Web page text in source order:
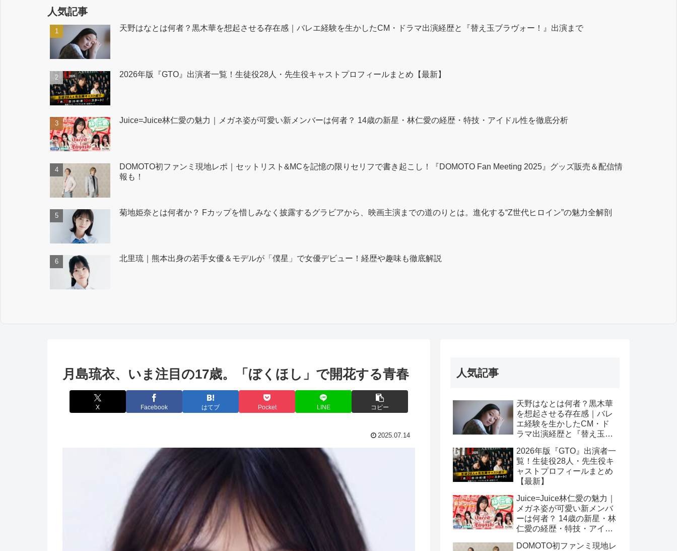
人気記事
天野はなとは何者？黒木華を想起させる存在感｜バレエ経験を生かしたCM・ドラマ出演経歴と『替え玉ブラヴォー！』出演まで
2026年版『GTO』出演者一覧！生徒役28人・先生役キャストプロフィールまとめ【最新】
Juice=Juice林仁愛の魅力｜メガネ姿が可愛い新メンバーは何者？ 14歳の新星・林仁愛の経歴・特技・アイドル性を徹底分析
DOMOTO初ファンミ現地レポ｜セットリスト&MCを記憶の限りセリフで書き起こし！『DOMOTO Fan Meeting 2025』グッズ販売＆配信情
報も！
菊地姫奈とは何者か？ Fカップを惜しみなく披露するグラビアから、映画主演までの道のりとは。進化する“Z世代ヒロイン”の魅力全解剖
北里琉｜熊本出身の若手女優＆モデルが「僕星」で女優デビュー！経歴や趣味も徹底解説
月島琉衣、いま注目の17歳。「ぼくほし」で開花する青春
X Facebook はてブ Pocket LINE コピー
2025.07.14
人気記事
天野はなとは何者？黒木華
を想起させる存在感｜バレ
エ経験を生かしたCM・ド
ラマ出演経歴と『替え玉ブ
2026年版『GTO』出演者一
覧！生徒役28人・先生役キ
ャストプロフィールまとめ
【最新】
Juice=Juice林仁愛の魅力｜
メガネ姿が可愛い新メンバ
ーは何者？ 14歳の新星・林
仁愛の経歴・特技・アイド
DOMOTO初ファンミ現地レ